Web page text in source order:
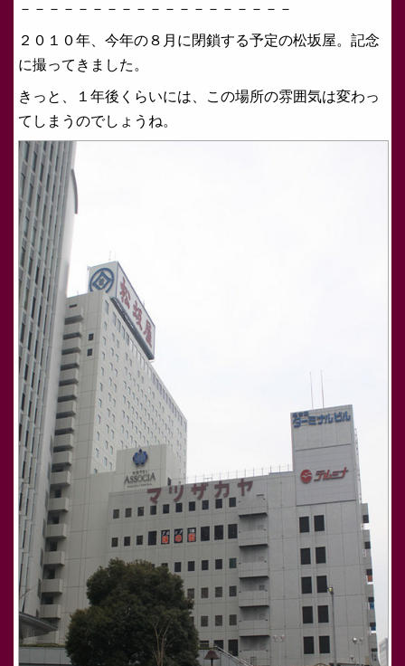
－－－－－－－－－－－－－－－－－－－
２０１０年、今年の８月に閉鎖する予定の松坂屋。記念
に撮ってきました。
きっと、１年後くらいには、この場所の雰囲気は変わっ
てしまうのでしょうね。